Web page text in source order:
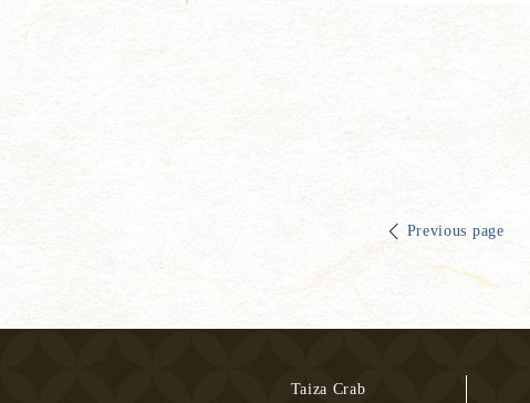
Previous page
Taiza Crab